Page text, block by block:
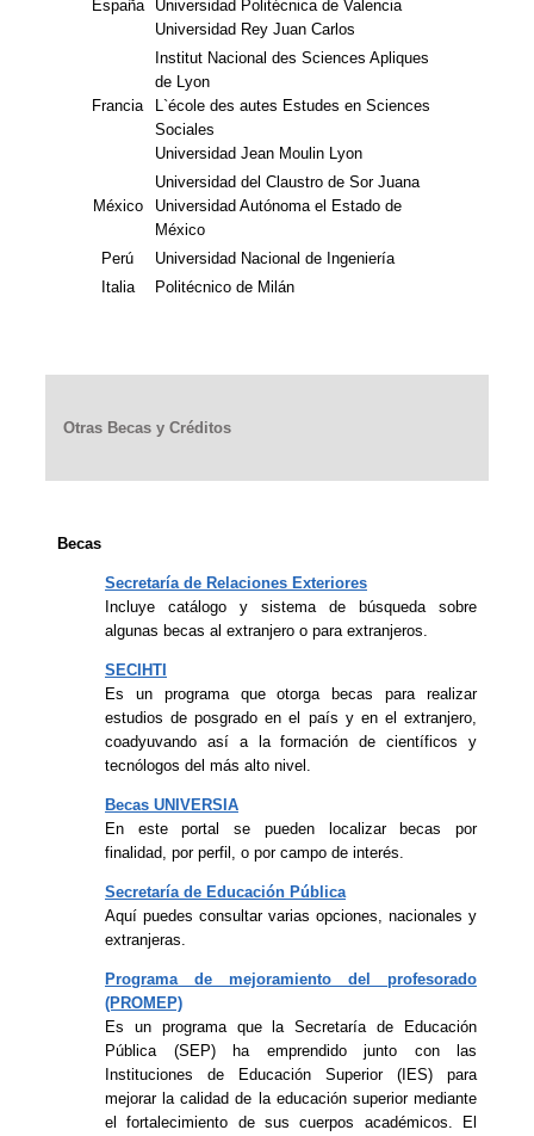
España
Universidad Politécnica de Valencia
Universidad Rey Juan Carlos
Francia
Institut Nacional des Sciences Apliques
de Lyon
L`école des autes Estudes en Sciences
Sociales
Universidad Jean Moulin Lyon
México
Universidad del Claustro de Sor Juana
Universidad Autónoma el Estado de
México
Perú
Universidad Nacional de Ingeniería
Italia
Politécnico de Milán
Otras Becas y Créditos
Becas
Secretaría de Relaciones Exteriores
Incluye catálogo y sistema de búsqueda sobre
algunas becas al extranjero o para extranjeros.
SECIHTI
Es un programa que otorga becas para realizar
estudios de posgrado en el país y en el extranjero,
coadyuvando así a la formación de científicos y
tecnólogos del más alto nivel.
Becas UNIVERSIA
En este portal se pueden localizar becas por
finalidad, por perfil, o por campo de interés.
Secretaría de Educación Pública
Aquí puedes consultar varias opciones, nacionales y
extranjeras.
Programa de mejoramiento del profesorado
(PROMEP)
Es un programa que la Secretaría de Educación
Pública (SEP) ha emprendido junto con las
Instituciones de Educación Superior (IES) para
mejorar la calidad de la educación superior mediante
el fortalecimiento de sus cuerpos académicos. El